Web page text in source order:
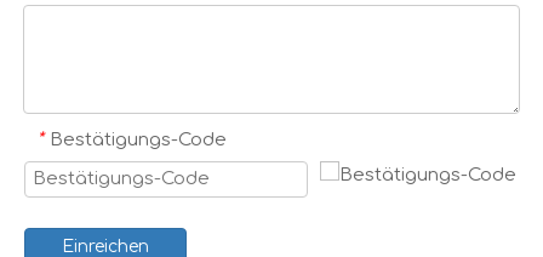
* Bestätigungs-Code
Einreichen